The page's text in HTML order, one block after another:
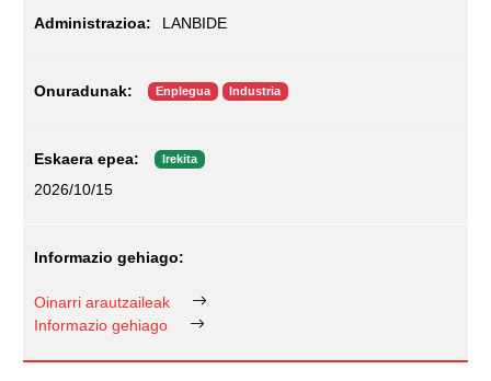
LANBIDE
Enplegua Industria
Irekita
2026/10/15
Oinarri arautzaileak
Informazio gehiago